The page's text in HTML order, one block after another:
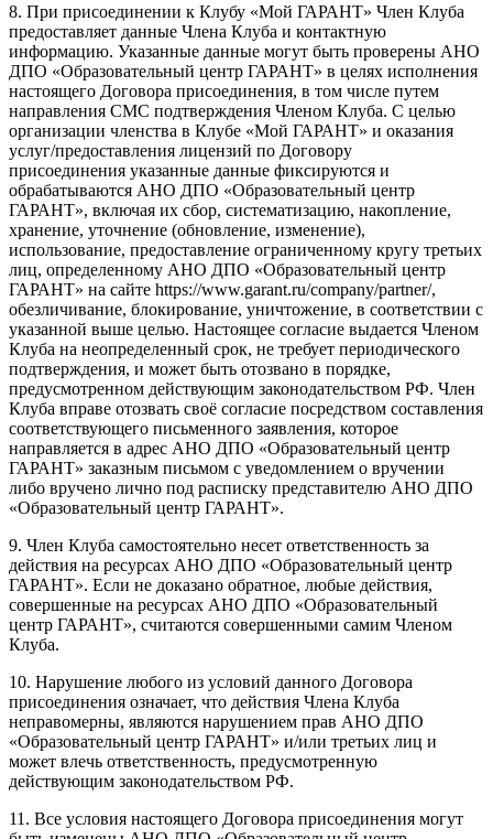
8. При присоединении к Клубу «Мой ГАРАНТ» Член Клуба
предоставляет данные Члена Клуба и контактную
информацию. Указанные данные могут быть проверены АНО
ДПО «Образовательный центр ГАРАНТ» в целях исполнения
настоящего Договора присоединения, в том числе путем
направления СМС подтверждения Членом Клуба. С целью
организации членства в Клубе «Мой ГАРАНТ» и оказания
услуг/предоставления лицензий по Договору
присоединения указанные данные фиксируются и
обрабатываются АНО ДПО «Образовательный центр
ГАРАНТ», включая их сбор, систематизацию, накопление,
хранение, уточнение (обновление, изменение),
использование, предоставление ограниченному кругу третьих
лиц, определенному АНО ДПО «Образовательный центр
ГАРАНТ» на сайте https://www.garant.ru/company/partner/,
обезличивание, блокирование, уничтожение, в соответствии с
указанной выше целью. Настоящее согласие выдается Членом
Клуба на неопределенный срок, не требует периодического
подтверждения, и может быть отозвано в порядке,
предусмотренном действующим законодательством РФ. Член
Клуба вправе отозвать своё согласие посредством составления
соответствующего письменного заявления, которое
направляется в адрес АНО ДПО «Образовательный центр
ГАРАНТ» заказным письмом с уведомлением о вручении
либо вручено лично под расписку представителю АНО ДПО
«Образовательный центр ГАРАНТ».
9. Член Клуба самостоятельно несет ответственность за
действия на ресурсах АНО ДПО «Образовательный центр
ГАРАНТ». Если не доказано обратное, любые действия,
совершенные на ресурсах АНО ДПО «Образовательный
центр ГАРАНТ», считаются совершенными самим Членом
Клуба.
10. Нарушение любого из условий данного Договора
присоединения означает, что действия Члена Клуба
неправомерны, являются нарушением прав АНО ДПО
«Образовательный центр ГАРАНТ» и/или третьих лиц и
может влечь ответственность, предусмотренную
действующим законодательством РФ.
11. Все условия настоящего Договора присоединения могут